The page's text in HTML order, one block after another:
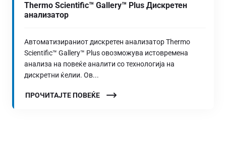
Thermo Scientific™ Gallery™ Plus Дискретен
анализатор
Автоматизираниот дискретен анализатор Thermo
Scientific™ Gallery™ Plus овозможува истовремена
анализа на повеќе аналити со технологија на
дискретни ќелии. Ов...
ПРОЧИТАЈТЕ ПОВЕЌЕ